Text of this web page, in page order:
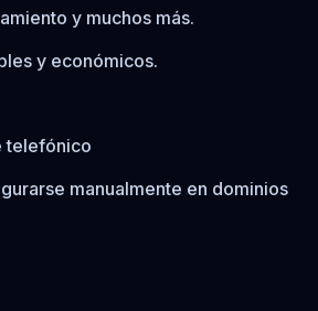
y muchos más.
y económicos.
telefónico
manualmente en dominios